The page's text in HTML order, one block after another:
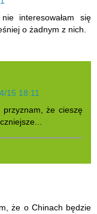
interesowałam się
o żadnym z nich.
15 18:11
że cieszę
że o Chinach będzie